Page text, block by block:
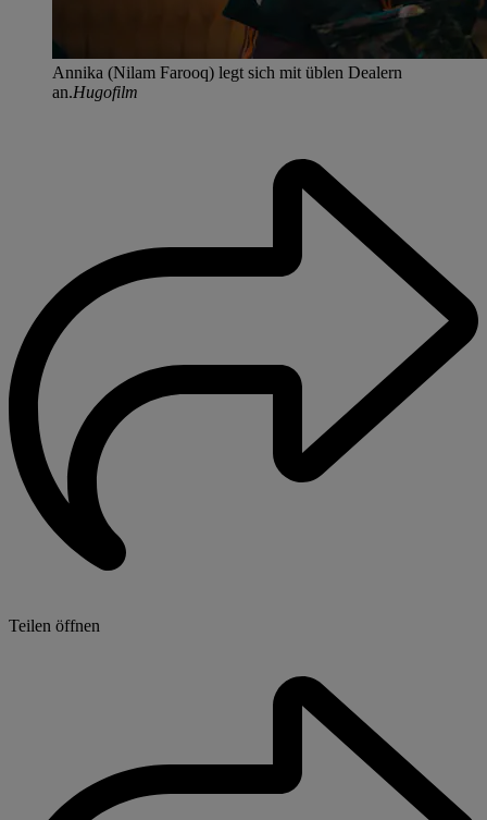
Annika (Nilam Farooq) legt sich mit üblen Dealern
an.Hugofilm
Teilen öffnen